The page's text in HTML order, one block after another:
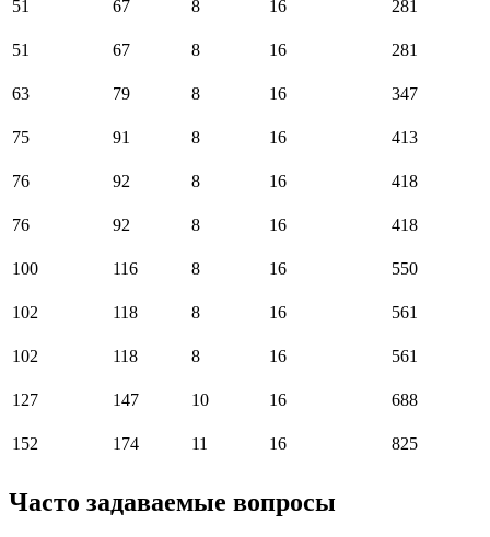
51 67 8 16 281
51 67 8 16 281
63 79 8 16 347
75 91 8 16 413
76 92 8 16 418
76 92 8 16 418
100 116 8 16 550
102 118 8 16 561
102 118 8 16 561
127 147 10 16 688
152 174 11 16 825
Часто задаваемые вопросы